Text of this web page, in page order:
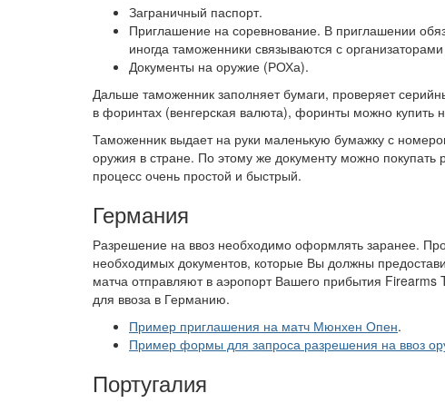
Заграничный паспорт.
Приглашение на соревнование. В приглашении
иногда таможенники связываются с
Документы на оружие (РОХа).
Дальше таможенник заполняет бумаги, проверяет
в форинтах (венгерская валюта), форинты можно купить
Таможенник выдает на руки маленькую бумажку с
оружия в стране. По этому же документу можно
процесс очень простой и быстрый.
Германия
Разрешение на ввоз необходимо оформлять заранее.
необходимых документов, которые Вы должны
матча отправляют в аэропорт Вашего прибытия
для ввоза в Германию.
Пример приглашения на матч Мюнхен Опен.
Пример формы для запроса разрешения на ввоз
Португалия